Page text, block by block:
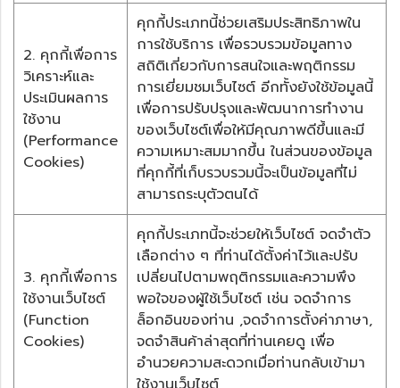
2. คุกกี้เพื่อการ
วิเคราะห์และ
ประเมินผลการ
ใช้งาน
(Performance
Cookies)
คุกกี้ประเภทนี้ช่วยเสริมประสิทธิภาพใน
การใช้บริการ เพื่อรวบรวมข้อมูลทาง
สถิติเกี่ยวกับการสนใจและพฤติกรรม
การเยี่ยมชมเว็บไซต์ อีกทั้งยังใช้ข้อมูลนี้
เพื่อการปรับปรุงและพัฒนาการทำงาน
ของเว็บไซต์เพื่อให้มีคุณภาพดีขึ้นและมี
ความเหมาะสมมากขึ้น ในส่วนของข้อมูล
ที่คุกกี้ที่เก็บรวบรวมนี้จะเป็นข้อมูลที่ไม่
สามารถระบุตัวตนได้
3. คุกกี้เพื่อการ
ใช้งานเว็บไซต์
(Function
Cookies)
คุกกี้ประเภทนี้จะช่วยให้เว็บไซต์ จดจำตัว
เลือกต่าง ๆ ที่ท่านได้ตั้งค่าไว้และปรับ
เปลี่ยนไปตามพฤติกรรมและความพึง
พอใจของผู้ใช้เว็บไซต์ เช่น จดจำการ
ล็อกอินของท่าน ,จดจำการตั้งค่าภาษา,
จดจำสินค้าล่าสุดที่ท่านเคยดู เพื่อ
อำนวยความสะดวกเมื่อท่านกลับเข้ามา